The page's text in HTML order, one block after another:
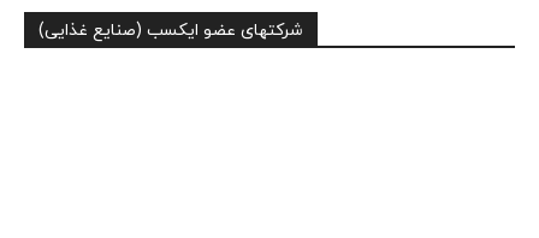
شرکتهای عضو ایکسب (صنایع غذایی)